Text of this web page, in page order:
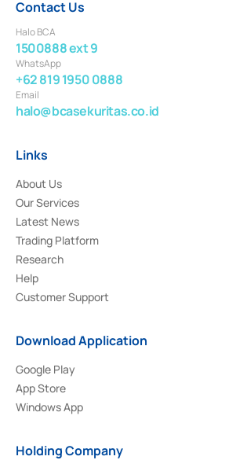
Contact Us
Halo BCA
1500888 ext 9
WhatsApp
+62 819 1950 0888
Email
halo@bcasekuritas.co.id
Links
About Us
Our Services
Latest News
Trading Platform
Research
Help
Customer Support
Download Application
Google Play
App Store
Windows App
Holding Company